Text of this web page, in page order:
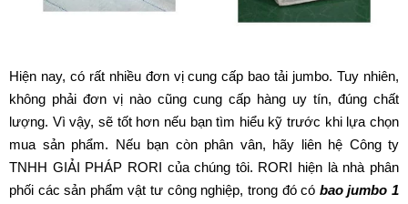
Hiện nay, có rất nhiều đơn vị cung cấp bao tải jumbo. Tuy nhiên,
không phải đơn vị nào cũng cung cấp hàng uy tín, đúng chất
lượng. Vì vậy, sẽ tốt hơn nếu bạn tìm hiểu kỹ trước khi lựa chọn
mua sản phẩm. Nếu bạn còn phân vân, hãy liên hệ Công ty
TNHH GIẢI PHÁP RORI của chúng tôi. RORI hiện là nhà phân
phối các sản phẩm vật tư công nghiệp, trong đó có bao jumbo 1